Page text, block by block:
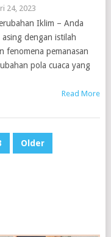
24, 2023
Iklim – Anda
dengan istilah
fenomena pemanasan
pola cuaca yang
Read More
Older